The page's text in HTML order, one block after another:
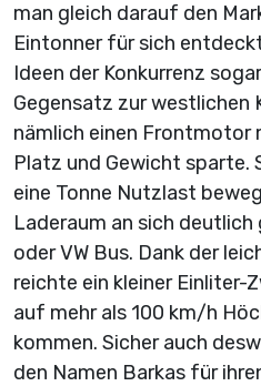
man gleich darauf den
Eintonner für sich
Ideen der Konkurrenz
Gegensatz zur westlichen
nämlich einen Frontmotor
Platz und Gewicht sparte.
eine Tonne Nutzlast
Laderaum an sich
oder VW Bus. Dank der
reichte ein kleiner Einliter-
auf mehr als 100 km/h
kommen. Sicher auch
den Namen Barkas für